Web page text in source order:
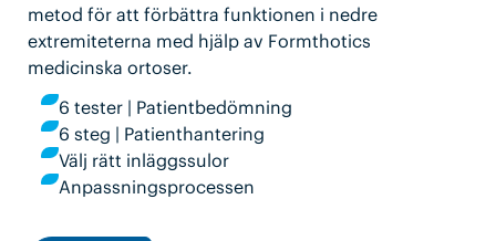
metod för att förbättra funktionen i nedre
extremiteterna med hjälp av Formthotics
medicinska ortoser.
6 tester | Patientbedömning
6 steg | Patienthantering
Välj rätt inläggssulor
Anpassningsprocessen